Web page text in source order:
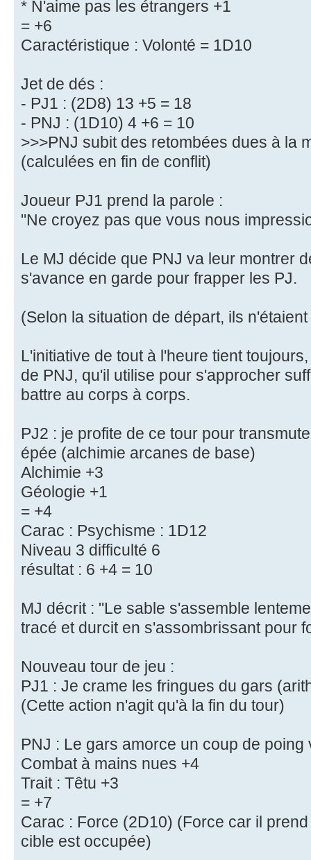
* N'aime pas les étrangers +1
= +6
Caractéristique : Volonté = 1D10
Jet de dés :
- PJ1 : (2D8) 13 +5 = 18
- PNJ : (1D10) 4 +6 = 10
>>>PNJ subit des retombées dues à la
(calculées en fin de conflit)
Joueur PJ1 prend la parole :
"Ne croyez pas que vous nous
Le MJ décide que PNJ va leur montrer
s'avance en garde pour frapper les PJ.
(Selon la situation de départ, ils
L'initiative de tout à l'heure tient
de PNJ, qu'il utilise pour s'approcher
battre au corps à corps.
PJ2 : je profite de ce tour pour
épée (alchimie arcanes de base)
Alchimie +3
Géologie +1
= +4
Carac : Psychisme : 1D12
Niveau 3 difficulté 6
résultat : 6 +4 = 10
MJ décrit : "Le sable s'assemble
tracé et durcit en s'assombrissant pour
Nouveau tour de jeu :
PJ1 : Je crame les fringues du gars
(Cette action n'agit qu'à la fin du tour)
PNJ : Le gars amorce un coup de poing
Combat à mains nues +4
Trait : Têtu +3
= +7
Carac : Force (2D10) (Force car il
cible est occupée)